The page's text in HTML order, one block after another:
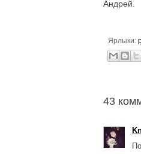
Андрей.
Ярлыки:
43